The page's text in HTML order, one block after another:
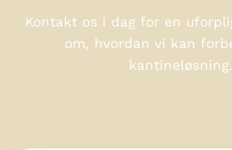
Kontakt os i dag for en
om, hvordan vi kan
kantineløsning.